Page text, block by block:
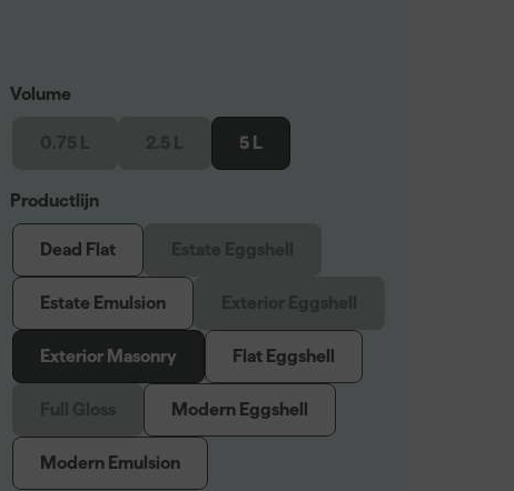
Volume
5 L
Productlijn
Dead Flat
Estate Emulsion
Exterior Masonry Flat Eggshell
Modern Eggshell
Modern Emulsion